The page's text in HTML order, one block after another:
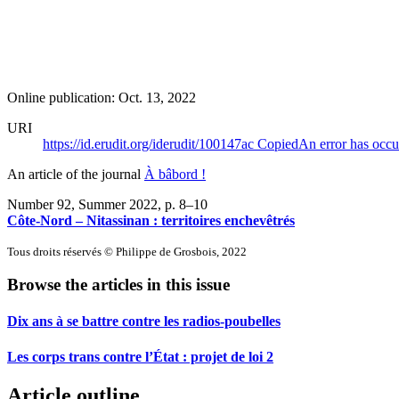
Online publication: Oct. 13, 2022
URI
https://id.erudit.org/iderudit/100147ac CopiedAn error has
An article of the journal À bâbord !
Number 92, Summer 2022, p. 8–10
Côte-Nord – Nitassinan : territoires enchevêtrés
Tous droits réservés © Philippe de Grosbois, 2022
Browse the articles in this issue
Dix ans à se battre contre les radios-poubelles
Les corps trans contre l’État : projet de loi 2